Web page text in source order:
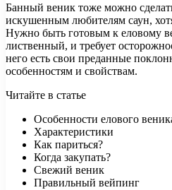
Банный веник тоже можно
искушенным любителям саун,
Нужно быть готовым к еловому
лиственный, и требует
него есть свои преданные
особенностям и свойствам.
Читайте в статье
Особенности елового
Характеристики
Как париться?
Когда закупать?
Свежий веник
Правильный вейпинг